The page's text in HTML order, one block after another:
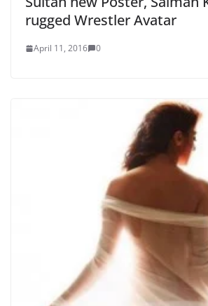
rugged Wrestler Avatar
April 11, 2016 0